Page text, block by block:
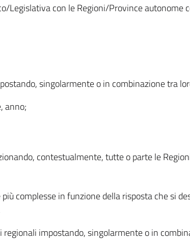
Legislativa con le Regioni/Province
singolarmente o in combinazione tra
anno;
contestualmente, tutte o parte le
complesse in funzione della risposta che si
impostando, singolarmente o in